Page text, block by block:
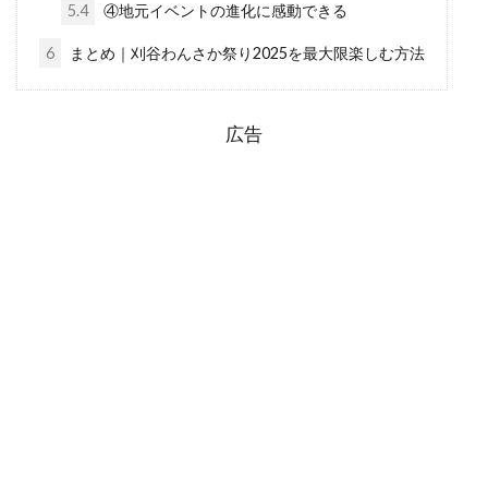
5.4 ④地元イベントの進化に感動できる
6 まとめ｜刈谷わんさか祭り2025を最大限楽しむ方法
広告